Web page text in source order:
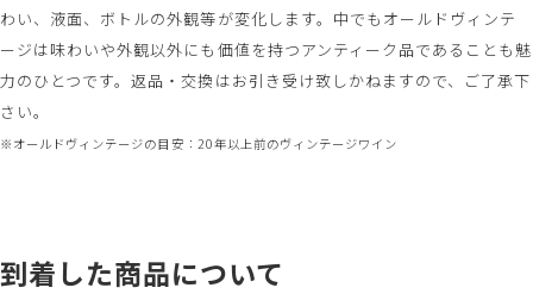
わい、液面、ボトルの外観等が変化します。中でもオールドヴィンテ
ージは味わいや外観以外にも価値を持つアンティーク品であることも魅
力のひとつです。返品・交換はお引き受け致しかねますので、ご了承下
さい。
※オールドヴィンテージの目安：20年以上前のヴィンテージワイン
到着した商品について